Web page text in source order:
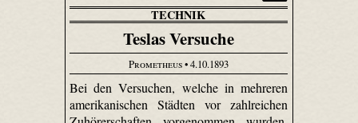
TECHNIK
Teslas Versuche
Prometheus• 4.10.1893
Bei den Versuchen, welche in mehreren
amerikanischen Städten vor zahlreichen